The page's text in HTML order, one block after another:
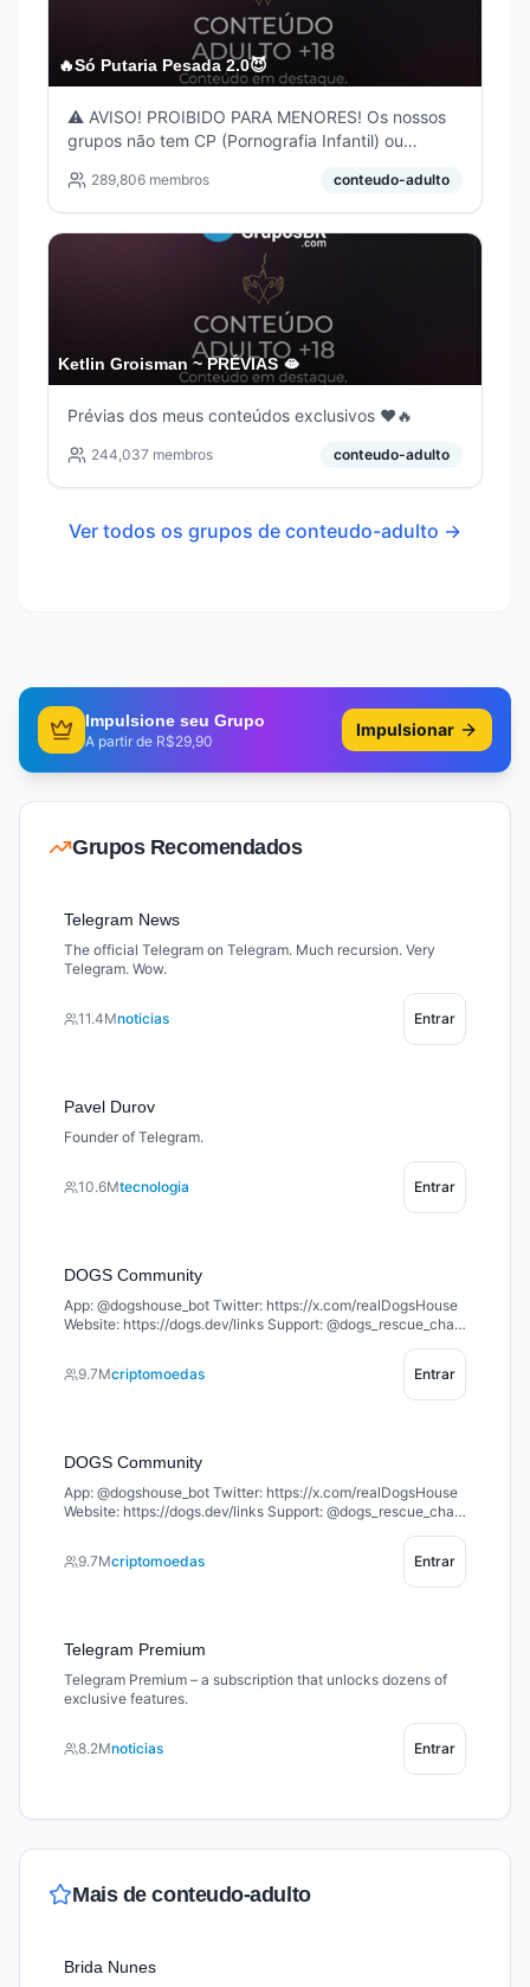
🔥Só Putaria Pesada 2.0😈
⚠️ AVISO! PROIBIDO PARA MENORES! Os nossos
grupos não tem CP (Pornografia Infantil) ou
O MELHOR GRUPO DE PUTARIA DA INTERNET –
ATUALIZADO TODOS OS DIAS!DIFERENTE DE
TUDO QUE VOCÊ VÊ POR AÍ ✅
289,806 membros conteudo-adulto
Ketlin Groisman ~ PRÉVIAS 🫦
Prévias dos meus conteúdos exclusivos ❤️🔥
244,037 membros conteudo-adulto
Ver todos os grupos de conteudo-adulto →
Impulsione seu Grupo
A partir de R$29,90
Impulsionar
Grupos Recomendados
Telegram News
The official Telegram on Telegram. Much recursion. Very
Telegram. Wow.
11.4Mnoticias Entrar
Pavel Durov
Founder of Telegram.
10.6Mtecnologia Entrar
DOGS Community
App: @dogshouse_bot Twitter: https://x.com/realDogsHouse
Website: https://dogs.dev/links Support: @dogs_rescue_chat
9.7Mcriptomoedas Entrar
DOGS Community
App: @dogshouse_bot Twitter: https://x.com/realDogsHouse
Website: https://dogs.dev/links Support: @dogs_rescue_chat
9.7Mcriptomoedas Entrar
Telegram Premium
Telegram Premium – a subscription that unlocks dozens of
exclusive features.
8.2Mnoticias Entrar
Mais deconteudo-adulto
Brida Nunes